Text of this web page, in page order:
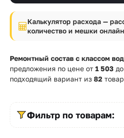
Бренды
Прайс-
Проектировщикам
Контакты
Калькулятор расхода —
количество и мешки онлайн
Ремонтный состав с классом
предложения по цене от 1 503 до
подходящий вариант из 82
Фильтр по товарам: